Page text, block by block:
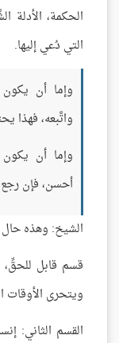
الحكمة، الأدلة
التي دُعي إليها.
وإما أن
واتَّبعه، فهذا
وإما أن
أحسن، فإن رجع
الشيخ: وهذه حال
قسم قابل للحقِّ،
ويتحرى الأوقات
القسم الثاني: